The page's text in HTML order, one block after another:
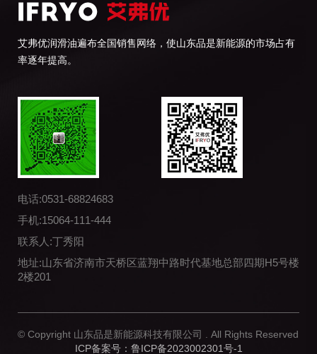
艾弗优润滑油遍布全国销售网络，使山东品是新能源的市场占有
率逐年提高。
电话:0531-68824683
手机:15064-111-444
联系人:丁秀阳
地址:山东省济南市天桥区蓝翔中路时代基地总部四期H5号楼
2楼201
© Copyright 山东品是新能源科技有限公司 . All Rights Reserved
ICP备案号：鲁ICP备2023002301号-1